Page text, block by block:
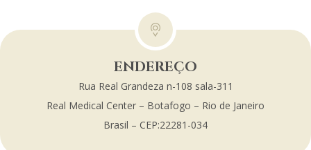
ENDEREÇO
Rua Real Grandeza n-108 sala-311
Real Medical Center – Botafogo – Rio de Janeiro
Brasil – CEP:22281-034